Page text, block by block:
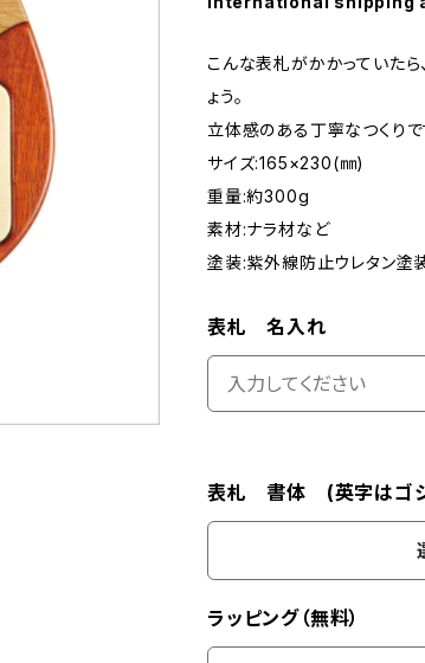
こんな表札がかかっていた
ょう。
立体感のある丁寧なつくり
サイズ:165×230(㎜)
重量:約300g
素材:ナラ材など
塗装:紫外線防止ウレタン塗
表札 名入れ
表札 書体 (英字はゴシ
ラッピング（無料）